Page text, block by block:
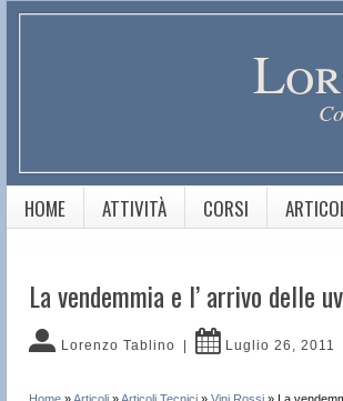
HOME ATTIVITÀ CORSI
La vendemmia e l’ arrivo delle
Lorenzo Tablino Luglio 26, 2011